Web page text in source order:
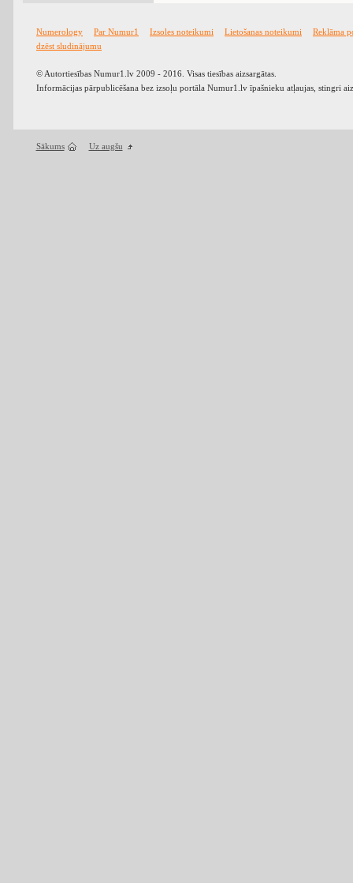
Numerology Par Numur1 Izsoles noteikumi Lietošanas noteikumi
Reklāma
dzēst sludinājumu
© Autortiesības Numur1.lv 2009 - 2016. Visas tiesības aizsargātas.
Informācijas pārpublicēšana bez izsoļu portāla Numur1.lv īpašnieku atļaujas, stingri
Sākums Uz augšu